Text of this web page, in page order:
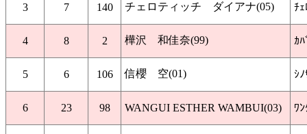
3 7 140 チェロティッチ ダイアナ(05) ﾁｪ
4 8 2 樺沢 和佳奈(99) ｶ
5 6 106 信櫻 空(01) ｼ
6 23 98 WANGUI ESTHER WAMBUI(03) ﾜ